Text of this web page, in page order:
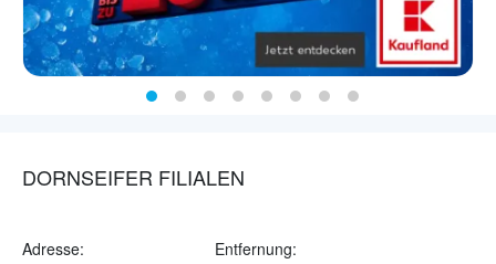
DORNSEIFER FILIALEN
Adresse: Entfernung: